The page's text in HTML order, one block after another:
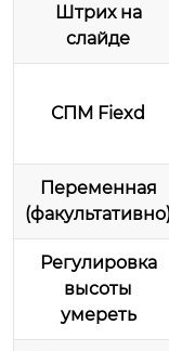
Штрих на
слайде
СПМ Fiexd
Переменная
Регулировка
высоты
умереть